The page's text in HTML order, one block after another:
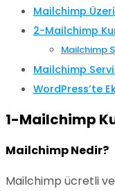
Mailchimp
2-Mailchimp
Mailchimp
Mailchimp
WordPress’te
1-Mailchimp
Mailchimp Nedir?
Mailchimp ücretli